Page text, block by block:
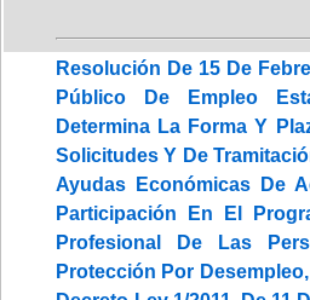
Resolución De 15 De
Público De Empleo
Determina La Forma Y
Solicitudes Y De
Ayudas Económicas De
Participación En El
Profesional De Las
Protección Por